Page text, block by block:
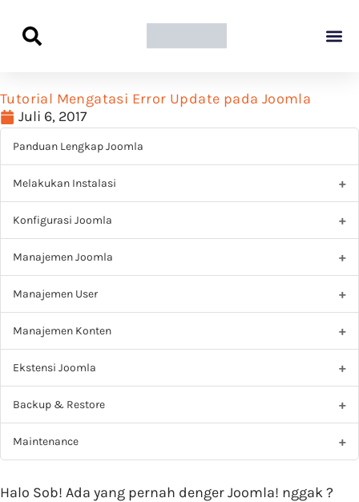
Tutorial Mengatasi Error Update pada Joomla
Juli 6, 2017
Panduan Lengkap Joomla
Melakukan Instalasi
Konfigurasi Joomla
Manajemen Joomla
Manajemen User
Manajemen Konten
Ekstensi Joomla
Backup & Restore
Maintenance
Halo Sob! Ada yang pernah denger Joomla! nggak ?